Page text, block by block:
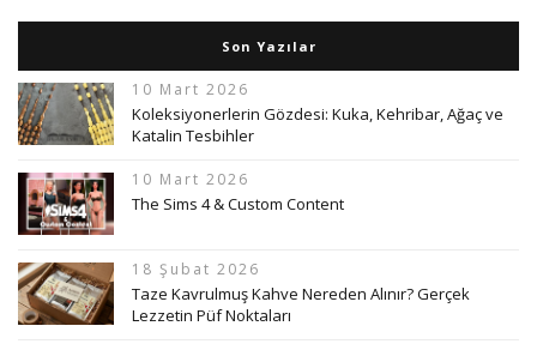
Son Yazılar
10 Mart 2026
Koleksiyonerlerin Gözdesi: Kuka, Kehribar, Ağaç ve
Katalin Tesbihler
10 Mart 2026
The Sims 4 & Custom Content
18 Şubat 2026
Taze Kavrulmuş Kahve Nereden Alınır? Gerçek
Lezzetin Püf Noktaları